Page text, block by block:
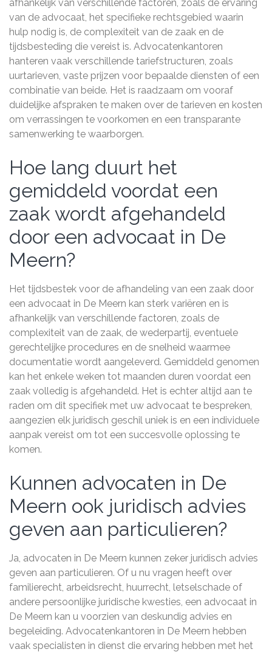
afhankelijk van verschillende factoren, zoals de ervaring
van de advocaat, het specifieke rechtsgebied waarin
hulp nodig is, de complexiteit van de zaak en de
tijdsbesteding die vereist is. Advocatenkantoren
hanteren vaak verschillende tariefstructuren, zoals
uurtarieven, vaste prijzen voor bepaalde diensten of een
combinatie van beide. Het is raadzaam om vooraf
duidelijke afspraken te maken over de tarieven en kosten
om verrassingen te voorkomen en een transparante
samenwerking te waarborgen.
Hoe lang duurt het
gemiddeld voordat een
zaak wordt afgehandeld
door een advocaat in De
Meern?
Het tijdsbestek voor de afhandeling van een zaak door
een advocaat in De Meern kan sterk variëren en is
afhankelijk van verschillende factoren, zoals de
complexiteit van de zaak, de wederpartij, eventuele
gerechtelijke procedures en de snelheid waarmee
documentatie wordt aangeleverd. Gemiddeld genomen
kan het enkele weken tot maanden duren voordat een
zaak volledig is afgehandeld. Het is echter altijd aan te
raden om dit specifiek met uw advocaat te bespreken,
aangezien elk juridisch geschil uniek is en een individuele
aanpak vereist om tot een succesvolle oplossing te
komen.
Kunnen advocaten in De
Meern ook juridisch advies
geven aan particulieren?
Ja, advocaten in De Meern kunnen zeker juridisch advies
geven aan particulieren. Of u nu vragen heeft over
familierecht, arbeidsrecht, huurrecht, letselschade of
andere persoonlijke juridische kwesties, een advocaat in
De Meern kan u voorzien van deskundig advies en
begeleiding. Advocatenkantoren in De Meern hebben
vaak specialisten in dienst die ervaring hebben met het